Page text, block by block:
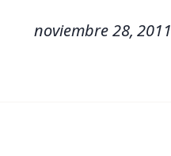
noviembre 28, 2011